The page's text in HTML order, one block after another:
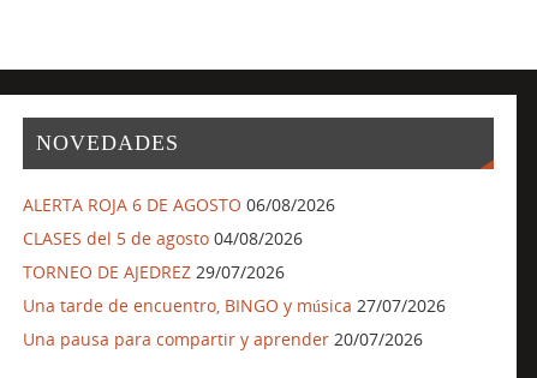
NOVEDADES
ALERTA ROJA 6 DE AGOSTO 06/08/2026
CLASES del 5 de agosto 04/08/2026
TORNEO DE AJEDREZ 29/07/2026
Una tarde de encuentro, BINGO y música 27/07/2026
Una pausa para compartir y aprender 20/07/2026